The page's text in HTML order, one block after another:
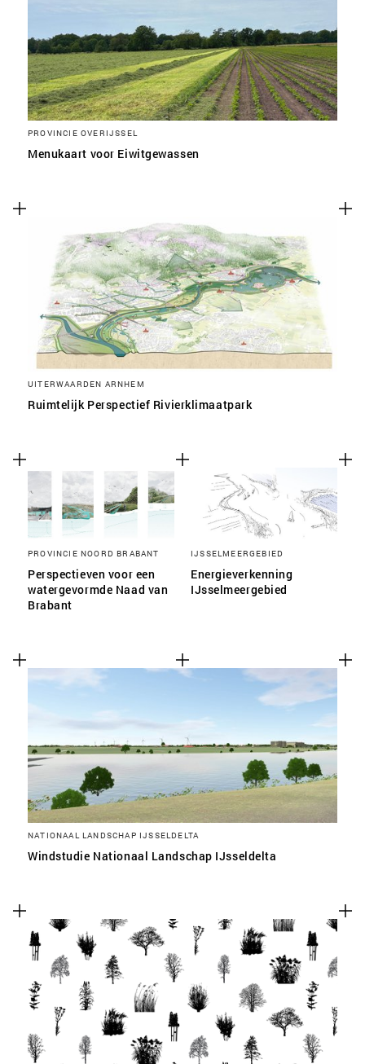
PROVINCIE OVERIJSSEL
Menukaart voor Eiwitgewassen
UITERWAARDEN ARNHEM
Ruimtelijk Perspectief Rivierklimaatpark
PROVINCIE NOORD BRABANT
Perspectieven voor een
watergevormde Naad van
Brabant
IJSSELMEERGEBIED
Energieverkenning
IJsselmeergebied
NATIONAAL LANDSCHAP IJSSELDELTA
Windstudie Nationaal Landschap IJsseldelta
SLA VOORKEUREN OP